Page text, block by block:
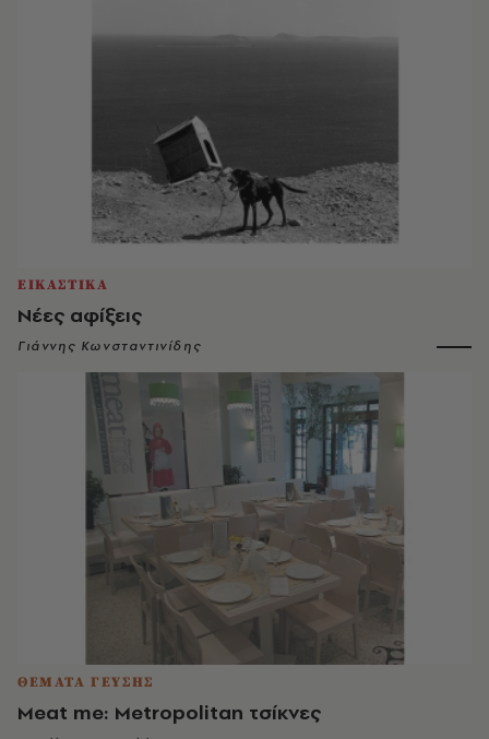
ΕΙΚΑΣΤΙΚΑ
Νέες αφίξεις
Γιάννης Κωνσταντινίδης
ΘΕΜΑΤΑ ΓΕΥΣΗΣ
Meat me: Metropolitan τσίκνες